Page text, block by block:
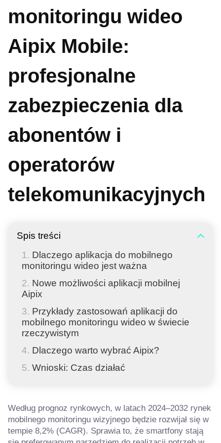
monitoringu wideo
Aipix Mobile:
profesjonalne
zabezpieczenia dla
abonentów i
operatorów
telekomunikacyjnych
Spis treści
Dlaczego aplikacja do mobilnego
monitoringu wideo jest ważna
Nowe możliwości aplikacji mobilnej
Aipix
Przykłady zastosowań aplikacji do
mobilnego monitoringu wideo w świecie
rzeczywistym
Dlaczego warto wybrać Aipix?
Wnioski: Czas działać
Według prognoz rynkowych, w latach 2024–2032 rynek
mobilnego monitoringu wizyjnego będzie rozwijał się w
tempie 8,2% (CAGR). Sprawia to, że smartfony stają